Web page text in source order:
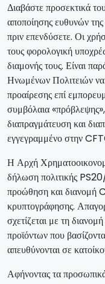
Διαβάστε προσεκτικά
αποποίησης ευθυνών
πριν επενδύσετε. Οι
τους φορολογική
διαμονής τους. Είναι
Ηνωμένων Πολιτειών
προαίρεσης επί
συμβόλαια
διαπραγμάτευση και
εγγεγραμμένο στην
Η Αρχή
δήλωση πολιτικής
προώθηση και διανομή
κρυπτογράφησης.
σχετίζεται με τη
προϊόντων που
απευθύνονται σε
Αφήνοντας τα